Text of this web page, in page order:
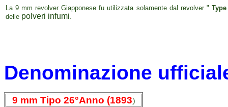
La 9 mm revolver Giapponese fu utilizzata solamente dal revolver " Type
delle polveri infumi.
Denominazione
9 mm Tipo 26°Anno (1893)